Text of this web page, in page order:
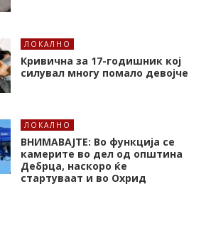
ЛОКАЛНО
Кривична за 17-годишник кој
силувал многу помало девојче
ЛОКАЛНО
ВНИМАВАЈТЕ: Во функција се
камерите во дел од општина
Дебрца, наскоро ќе
стартуваат и во Охрид